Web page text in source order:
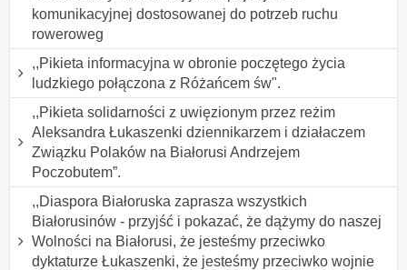
komunikacyjnej dostosowanej do potrzeb ruchu
roweroweg
,,Pikieta informacyjna w obronie poczętego życia
ludzkiego połączona z Różańcem św".
,,Pikieta solidarności z uwięzionym przez reżim
Aleksandra Łukaszenki dziennikarzem i działaczem
Związku Polaków na Białorusi Andrzejem
Poczobutem”.
,,Diaspora Białoruska zaprasza wszystkich
Białorusinów - przyjść i pokazać, że dążymy do naszej
Wolności na Białorusi, że jesteśmy przeciwko
dyktaturze Łukaszenki, że jesteśmy przeciwko wojnie